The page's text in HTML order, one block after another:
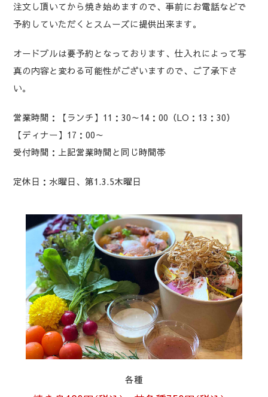
注文し頂いてから焼き始めますので、事前にお電話などで
予約していただくとスムーズに提供出来ます。
オードブルは要予約となっております、仕入れによって写
真の内容と変わる可能性がございますので、ご了承下さ
い。
営業時間：【ランチ】11：30～14：00（LO：13：30）
【ディナー】17：00～
受付時間：上記営業時間と同じ時間帯
定休日：水曜日、第1.3.5木曜日
各種